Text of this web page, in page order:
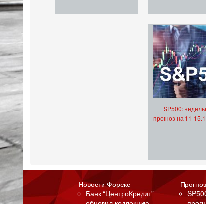
SP500:
прогноз на 11-
Новости Форекс
Банк “ЦентроКредит”